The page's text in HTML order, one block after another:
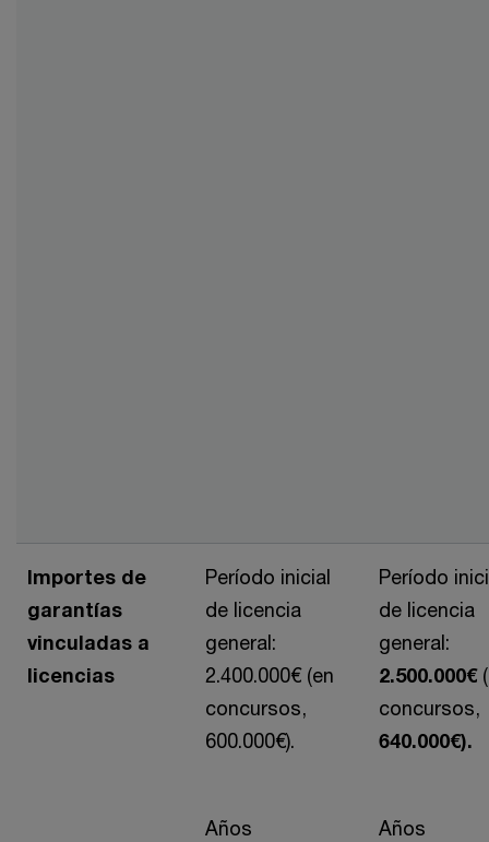
Importes de
garantías
vinculadas a
licencias
Período inicial
de licencia
general:
2.400.000€ (en
concursos,
600.000€).
Años
Período
de licencia
general:
2.500.000€
concursos,
640.000€).
Años